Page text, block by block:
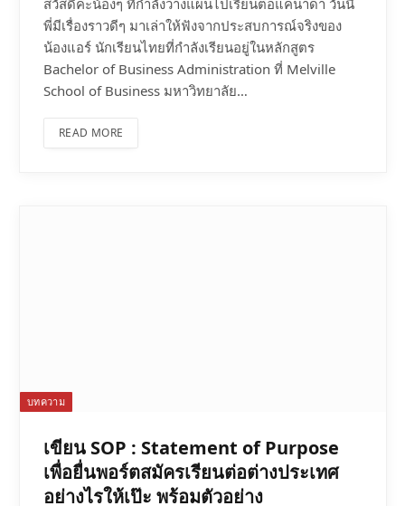
พี่มีเรื่องราวดีๆ มาเล่าให้ฟังจากประสบการณ์จริงของ
น้องแอร์ นักเรียนไทยที่กำลังเรียนอยู่ในหลักสูตร
Bachelor of Business Administration ที่ Melville
School of Business มหาวิทยาลัย…
READ MORE
บทความ
เขียน SOP : Statement of Purpose
เพื่อยื่นพอร์ตสมัครเรียนต่อต่างประเทศ
อย่างไรให้เป๊ะ พร้อมตัวอย่าง